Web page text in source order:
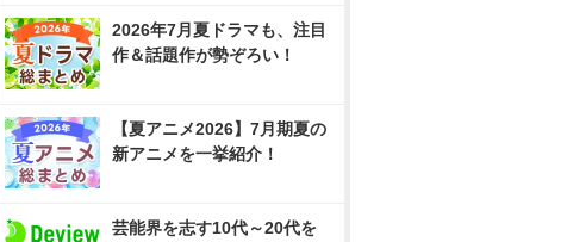
2026年7月夏ドラマも、注目
作＆話題作が勢ぞろい！
【夏アニメ2026】7月期夏の
新アニメを一挙紹介！
芸能界を志す10代～20代を